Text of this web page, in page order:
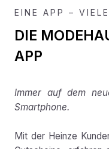
EINE APP –
DIE
APP
Immer auf dem
Smartphone.
Mit der Heinze